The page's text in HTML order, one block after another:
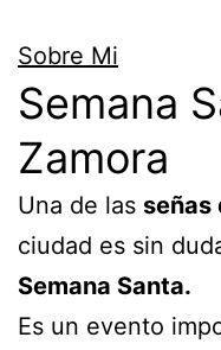
Sobre Mi
Semana
Zamora
Una de las señas
ciudad es sin
Semana Santa.
Es un evento